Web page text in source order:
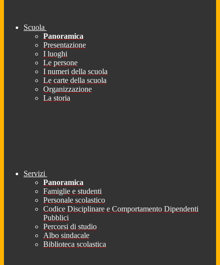
Scuola
Panoramica
Presentazione
I luoghi
Le persone
I numeri della scuola
Le carte della scuola
Organizzazione
La storia
Servizi
Panoramica
Famiglie e studenti
Personale scolastico
Codice Disciplinare e Comportamento Dipendenti
Pubblici
Percorsi di studio
Albo sindacale
Biblioteca scolastica